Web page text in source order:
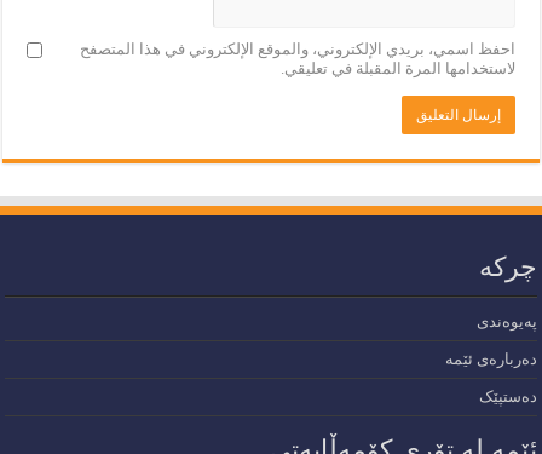
احفظ اسمي، بريدي الإلكتروني، والموقع الإلكتروني في هذا المتصفح
لاستخدامها المرة المقبلة في تعليقي.
چرکە
پەیوەندی
دەربارەی ئێمە
دەستپێک